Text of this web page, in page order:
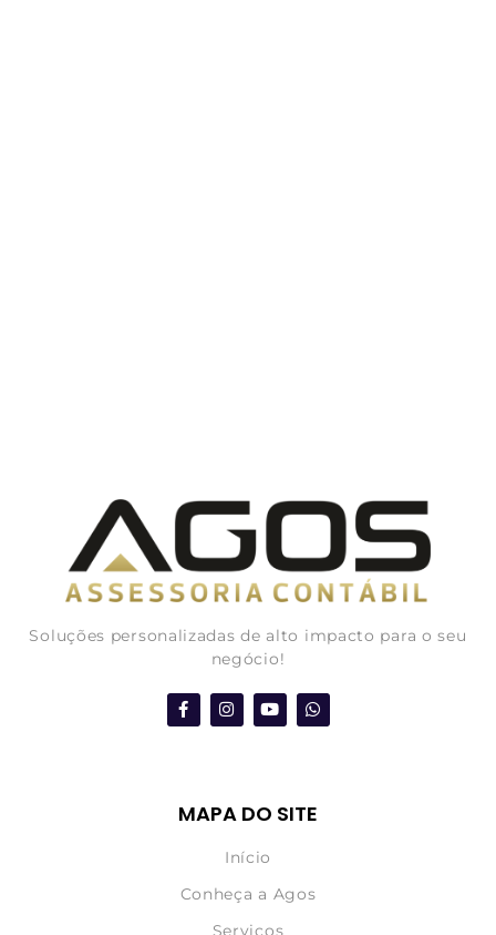
Soluções personalizadas de alto impacto para o seu
negócio!
MAPA DO SITE
Início
Conheça a Agos
Serviços